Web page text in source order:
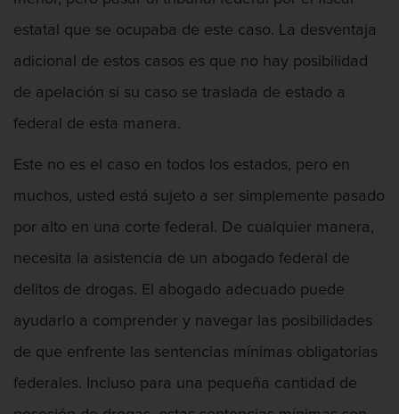
Chocar y huir
Conducir con una licencia suspendida
Robo de auto
Delitos de Cuello Blanco
Públicos
Falsificación
Malversación de fondos
estatal que se ocupaba de este caso. La desventaja
adicional de estos casos es que no hay posibilidad
de apelación si su caso se traslada de estado a
federal de esta manera.
Este no es el caso en todos los estados, pero en
muchos, usted está sujeto a ser simplemente pasado
por alto en una corte federal. De cualquier manera,
necesita la asistencia de un abogado federal de
delitos de drogas. El abogado adecuado puede
ayudarlo a comprender y navegar las posibilidades
de que enfrente las sentencias mínimas obligatorias
federales. Incluso para una pequeña cantidad de